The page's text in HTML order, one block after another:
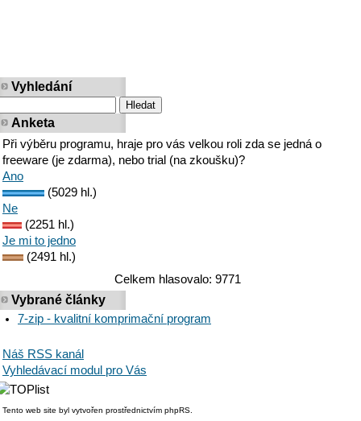
Vyhledání
Anketa
Při výběru programu, hraje pro vás velkou roli zda se jedná o
freeware (je zdarma), nebo trial (na zkoušku)?
Ano
(5029 hl.)
Ne
(2251 hl.)
Je mi to jedno
(2491 hl.)
Celkem hlasovalo: 9771
Vybrané články
7-zip - kvalitní komprimační program
Náš RSS kanál
Vyhledávací modul pro Vás
Tento web site byl vytvořen prostřednictvím phpRS.